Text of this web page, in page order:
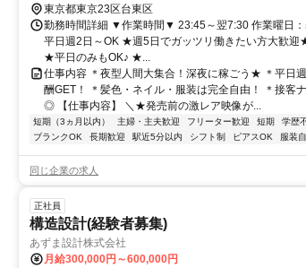
東京都東京23区台東区
勤務時間詳細 ▼作業時間▼ 23:45～翌7:30 作業曜日
平日週2日～OK ★週5日でガッツリ働きたい方大歓
★平日のみもOK♪ ★...
仕事内容 ＊夜型人間大集合！深夜に稼ごう★ ＊平日
酬GET！ ＊髪色・ネイル・服装は完全自由！ ＊接客
◎ 【仕事内容】 ＼★発売前の激レア映像が...
短期（3ヵ月以内） 主婦・主夫歓迎 フリーター歓迎 短期 学歴
ブランクOK
長期歓迎 駅近5分以内 シフト制 ピアスOK 服装
同じ企業の求人
正社員
構造設計(経験者募集)
あずま設計株式会社
月給300,000円～600,000円